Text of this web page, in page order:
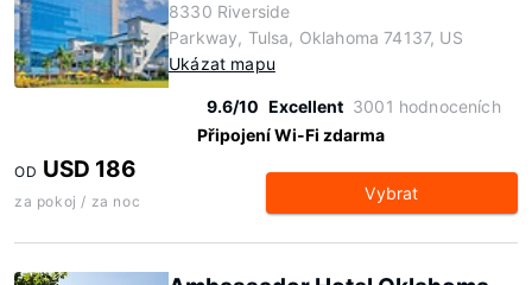
8330 Riverside
Parkway, Tulsa, Oklahoma 74137, US
Ukázat mapu
9.6/10 Excellent 3001 hodnoceních
Připojení Wi-Fi zdarma
OD USD 186
za pokoj / za noc Vybrat